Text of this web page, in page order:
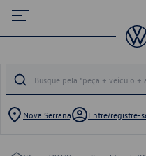
Nova Serrana Entre/registre-